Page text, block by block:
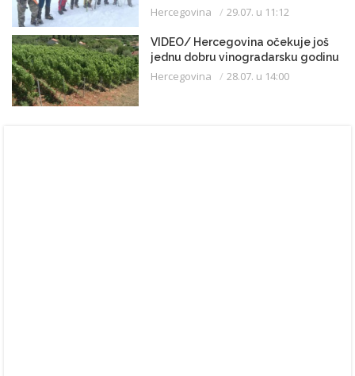
Hercegovina 29.07. u 11:12
VIDEO/ Hercegovina očekuje još
jednu dobru vinogradarsku godinu
Hercegovina 28.07. u 14:00